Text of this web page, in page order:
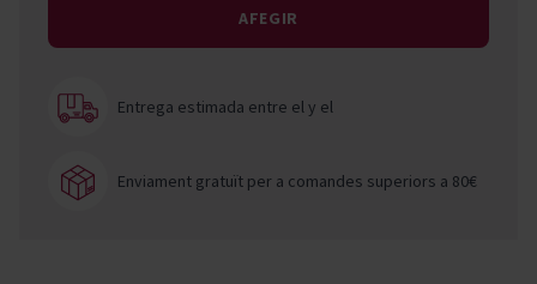
AFEGIR
Entrega estimada entre ely el
Enviament gratuït per a comandes superiors a 80€